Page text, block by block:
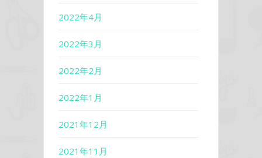
2022年4月
2022年3月
2022年2月
2022年1月
2021年12月
2021年11月